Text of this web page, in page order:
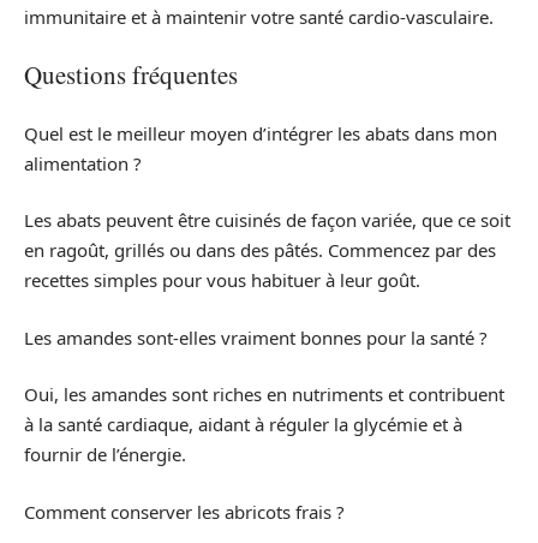
immunitaire et à maintenir votre santé cardio-vasculaire.
Questions fréquentes
Quel est le meilleur moyen d’intégrer les abats dans mon
alimentation ?
Les abats peuvent être cuisinés de façon variée, que ce soit
en ragoût, grillés ou dans des pâtés. Commencez par des
recettes simples pour vous habituer à leur goût.
Les amandes sont-elles vraiment bonnes pour la santé ?
Oui, les amandes sont riches en nutriments et contribuent
à la santé cardiaque, aidant à réguler la glycémie et à
fournir de l’énergie.
Comment conserver les abricots frais ?